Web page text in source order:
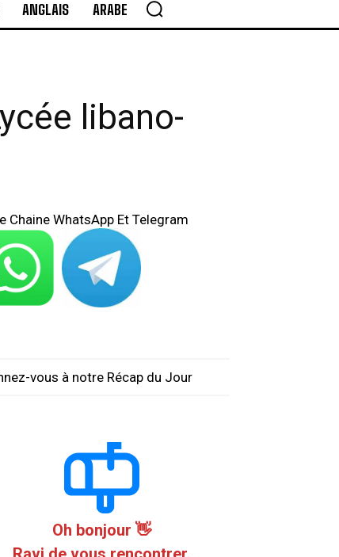
ANGLAIS ARABE
libano-
Chaine WhatsApp Et Telegram
vous à notre Récap du Jour
Oh bonjour 👋